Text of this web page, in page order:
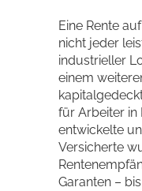
Eine Rente
nicht jeder
industrieller
einem
für Arbeiter in
entwickelte
Versicherte
Garanten –